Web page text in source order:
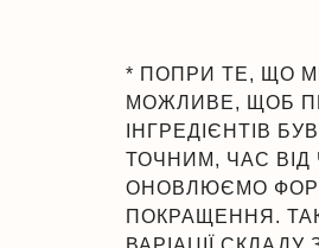
* ПОПРИ ТЕ, ЩО
МОЖЛИВЕ, ЩОБ
ІНГРЕДІЄНТІВ
ТОЧНИМ, ЧАС ВІД
ОНОВЛЮЄМО
ПОКРАЩЕННЯ.